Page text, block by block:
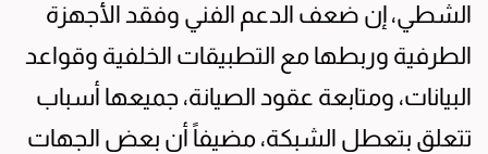
الشطي، إن ضعف الدعم الفني وفقد الأجهزة
الطرفية وربطها مع التطبيقات الخلفية وقواعد
البيانات، ومتابعة عقود الصيانة، جميعها أسباب
تتعلق بتعطل الشبكة، مضيفاً أن بعض الجهات